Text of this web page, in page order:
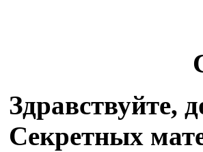
Здравствуйте,
Секретных